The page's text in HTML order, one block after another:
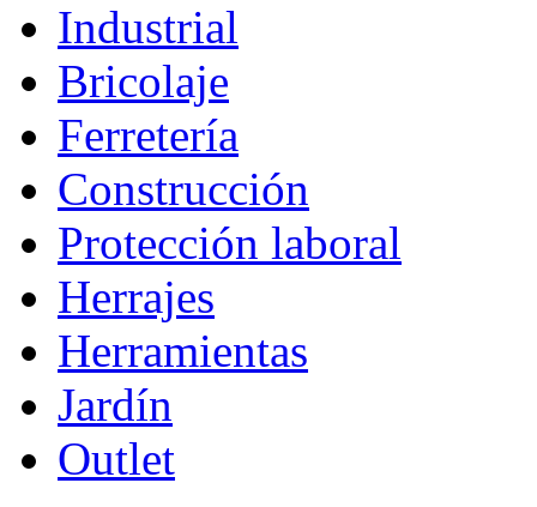
Industrial
Bricolaje
Ferretería
Construcción
Protección laboral
Herrajes
Herramientas
Jardín
Outlet